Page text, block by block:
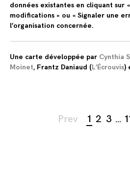
données existantes en cliquant sur
modifications » ou « Signaler une
l’organisation concernée.
Une carte développée par Cynthia
Moinet, Frantz Daniaud (L’Écrouvis)
Prev 1 2 3 …